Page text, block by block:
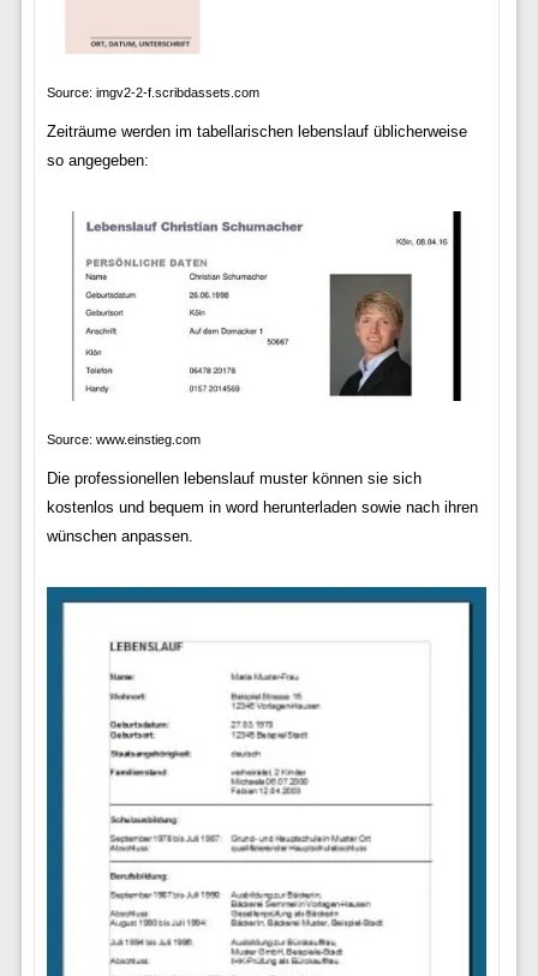
Source: imgv2-2-f.scribdassets.com
Zeiträume werden im tabellarischen lebenslauf üblicherweise
so angegeben:
Source: www.einstieg.com
Die professionellen lebenslauf muster können sie sich
kostenlos und bequem in word herunterladen sowie nach ihren
wünschen anpassen.